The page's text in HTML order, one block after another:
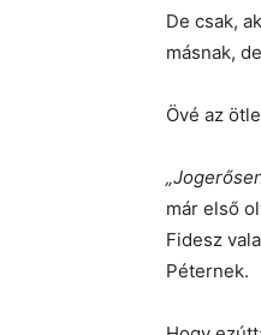
De csak,
másnak,
Övé az
már első
Fidesz
Péternek.